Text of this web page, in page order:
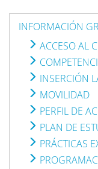
INFORMACIÓN
ACCESO AL
INSERCIÓN
MOVILIDAD
PERFIL DE
PLAN DE
PRÁCTICAS